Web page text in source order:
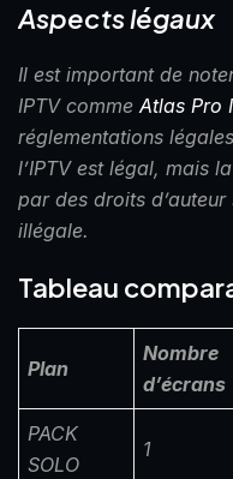
Aspects légaux
Il est important de
IPTV commeAtlas Pro
réglementations
l’IPTV est légal, mais
par des droits
illégale.
Tableau
Plan
Nombre
d’écrans
PACK
SOLO
1